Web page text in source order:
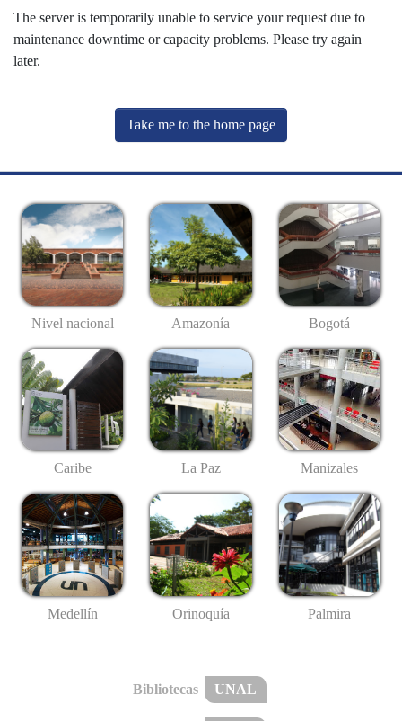
The server is temporarily unable to service your request due to
maintenance downtime or capacity problems. Please try again
later.
Take me to the home page
Nivel nacional Amazonía Bogotá
Caribe La Paz Manizales
Medellín Orinoquía Palmira
Bibliotecas UNAL